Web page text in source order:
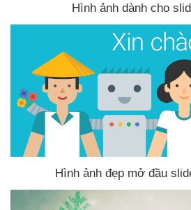
Hình ảnh dành cho
Hình ảnh đẹp mở đầu